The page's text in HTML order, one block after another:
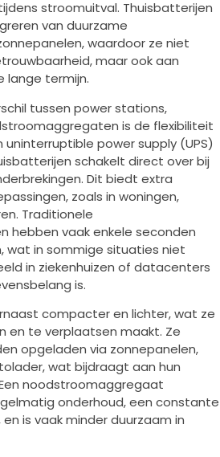
stroomuitval. Thuisbatterijen
van duurzame
waardoor ze niet
maar ook aan
lange termijn.
tussen power stations,
is de flexibiliteit
power supply (UPS)
schakelt direct over bij
Dit biedt extra
zoals in woningen,
Traditionele
hebben vaak enkele seconden
wat in sommige situaties niet
in ziekenhuizen of datacenters
is.
compacter en lichter, wat ze
en te verplaatsen maakt. Ze
opgeladen via zonnepanelen,
wat bijdraagt aan hun
noodstroomaggregaat
onderhoud, een constante
is vaak minder duurzaam in